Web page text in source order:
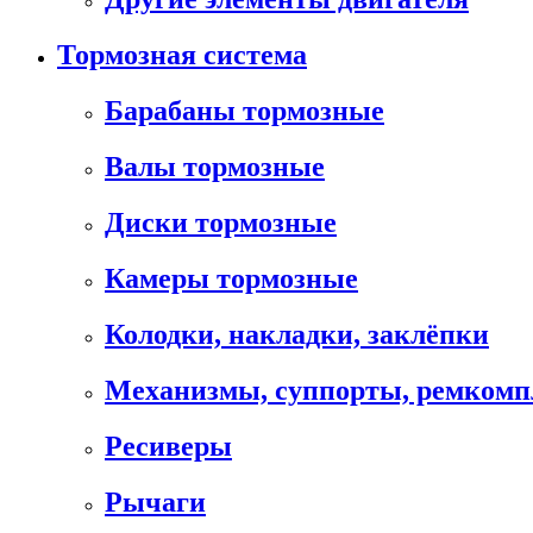
Тормозная система
Барабаны тормозные
Валы тормозные
Диски тормозные
Камеры тормозные
Колодки, накладки, заклёпки
Механизмы, суппорты,
Ресиверы
Рычаги